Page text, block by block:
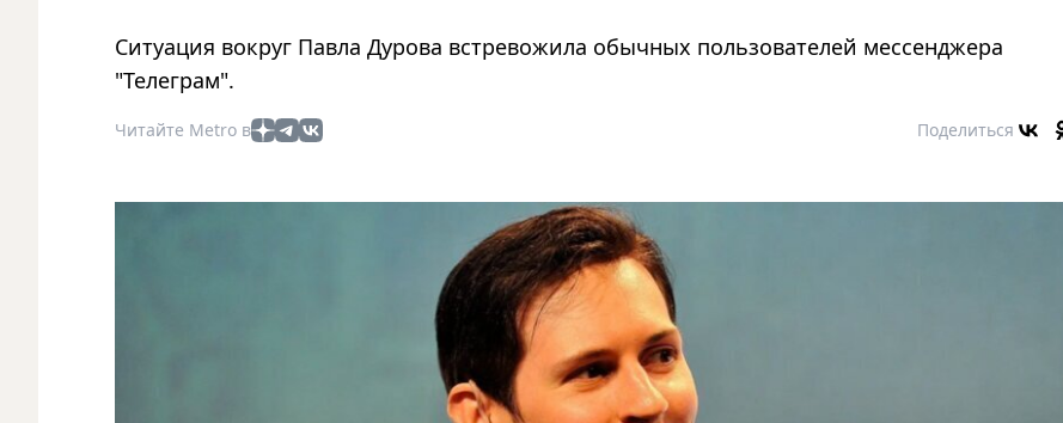
Ситуация вокруг Павла Дурова встревожила обычных пользователей мессенджера
"Телеграм".
Читайте Metro в Поделиться